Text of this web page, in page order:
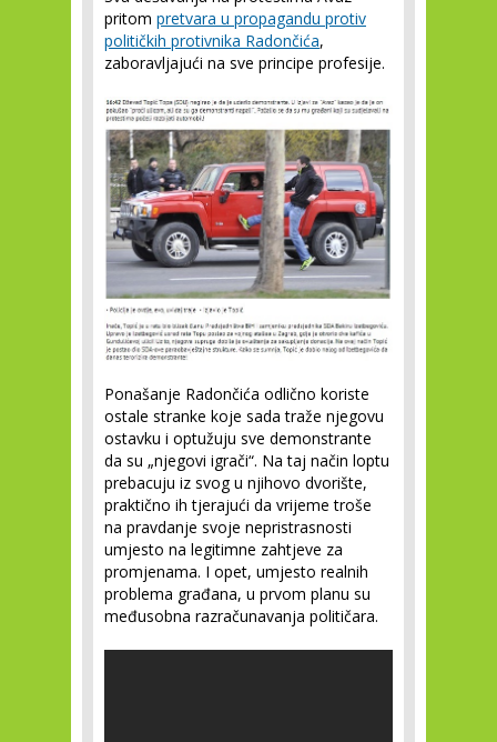
pritom pretvara u propagandu protiv
političkih protivnika Radončića,
zaboravljajući na sve principe profesije.
Ponašanje Radončića odlično koriste
ostale stranke koje sada traže njegovu
ostavku i optužuju sve demonstrante
da su „njegovi igrači“. Na taj način loptu
prebacuju iz svog u njihovo dvorište,
praktično ih tjerajući da vrijeme troše
na pravdanje svoje nepristrasnosti
umjesto na legitimne zahtjeve za
promjenama. I opet, umjesto realnih
problema građana, u prvom planu su
međusobna razračunavanja političara.